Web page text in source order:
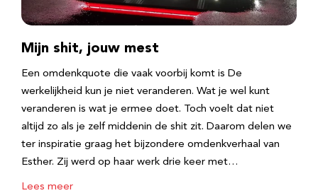
Mijn shit, jouw mest
Een omdenkquote die vaak voorbij komt is De
werkelijkheid kun je niet veranderen. Wat je wel kunt
veranderen is wat je ermee doet. Toch voelt dat niet
altijd zo als je zelf middenin de shit zit. Daarom delen we
ter inspiratie graag het bijzondere omdenkverhaal van
Esther. Zij werd op haar werk drie keer met…
Lees meer